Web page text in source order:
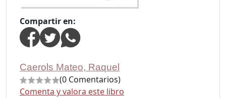
Compartir en:
Caerols Mateo, Raquel
(0 Comentarios)
Comenta y valora este libro